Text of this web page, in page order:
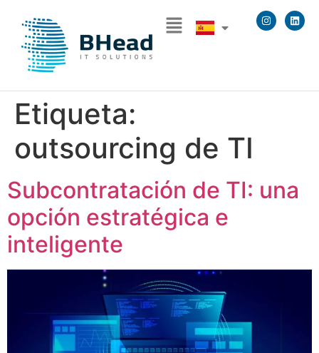
Etiqueta:
outsourcing de TI
Subcontratación de TI: una
opción estratégica e
inteligente